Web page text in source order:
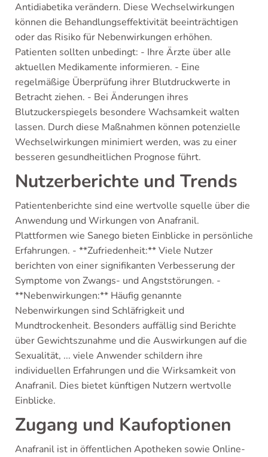
Antidiabetika verändern. Diese Wechselwirkungen
können die Behandlungseffektivität beeinträchtigen
oder das Risiko für Nebenwirkungen erhöhen.
Patienten sollten unbedingt: - Ihre Ärzte über alle
aktuellen Medikamente informieren. - Eine
regelmäßige Überprüfung ihrer Blutdruckwerte in
Betracht ziehen. - Bei Änderungen ihres
Blutzuckerspiegels besondere Wachsamkeit walten
lassen. Durch diese Maßnahmen können potenzielle
Wechselwirkungen minimiert werden, was zu einer
besseren gesundheitlichen Prognose führt.
Nutzerberichte und Trends
Patientenberichte sind eine wertvolle squelle über die
Anwendung und Wirkungen von Anafranil.
Plattformen wie Sanego bieten Einblicke in persönliche
Erfahrungen. - **Zufriedenheit:** Viele Nutzer
berichten von einer signifikanten Verbesserung der
Symptome von Zwangs- und Angststörungen. -
**Nebenwirkungen:** Häufig genannte
Nebenwirkungen sind Schläfrigkeit und
Mundtrockenheit. Besonders auffällig sind Berichte
über Gewichtszunahme und die Auswirkungen auf die
Sexualität, ... viele Anwender schildern ihre
individuellen Erfahrungen und die Wirksamkeit von
Anafranil. Dies bietet künftigen Nutzern wertvolle
Einblicke.
Zugang und Kaufoptionen
Anafranil ist in öffentlichen Apotheken sowie Online-